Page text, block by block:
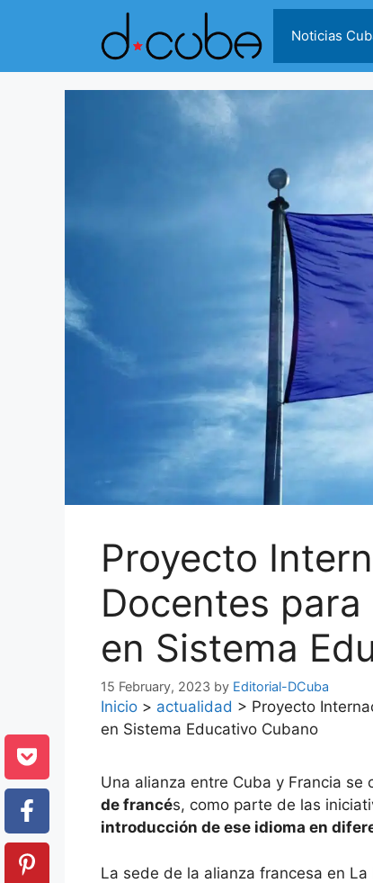
Noticias
Proyecto
Docentes
en Sistema
15 February, 2023 by Editorial-DCuba
Inicio > actualidad > Proyecto
en Sistema Educativo Cubano
Una alianza entre Cuba y Francia se
de francés, como parte de las
introducción de ese idioma en
La sede de la alianza francesa en